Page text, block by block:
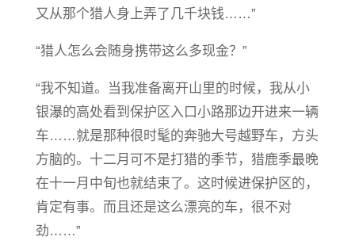
又从那个猎人身上弄了几千块钱……”
“猎人怎么会随身携带这么多现金？”
“我不知道。当我准备离开山里的时候，我从小
银瀑的高处看到保护区入口小路那边开进来一辆
车……就是那种很时髦的奔驰大号越野车，方头
方脑的。十二月可不是打猎的季节，猎鹿季最晚
在十一月中旬也就结束了。这时候进保护区的，
肯定有事。而且还是这么漂亮的车，很不对
劲……”